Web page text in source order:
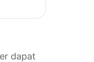
dapat